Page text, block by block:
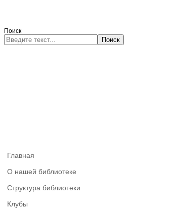
Поиск
Поиск
Главная
О нашей библиотеке
Структура библиотеки
Клубы